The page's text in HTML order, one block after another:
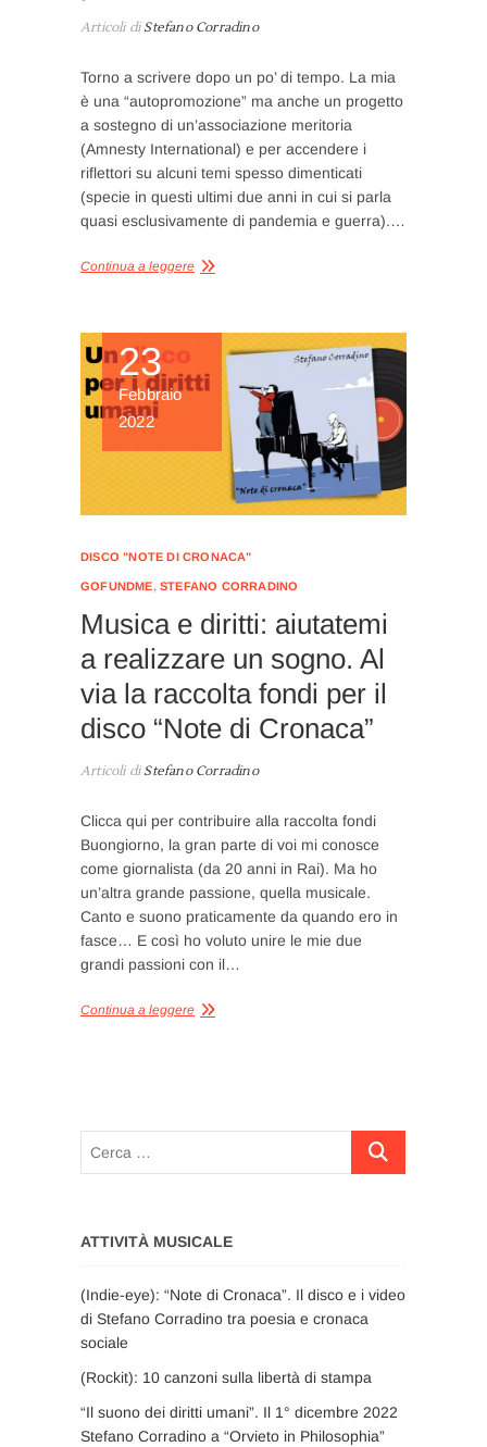
Articoli diStefano Corradino
Torno a scrivere dopo un po’ di tempo. La mia
è una “autopromozione” ma anche un progetto
a sostegno di un’associazione meritoria
(Amnesty International) e per accendere i
riflettori su alcuni temi spesso dimenticati
(specie in questi ultimi due anni in cui si parla
quasi esclusivamente di pandemia e guerra).…
Continua a leggere
23
Febbraio
2022
DISCO "NOTE DI CRONACA"
GOFUNDME,STEFANO CORRADINO
Musica e diritti: aiutatemi
a realizzare un sogno. Al
via la raccolta fondi per il
disco “Note di Cronaca”
Articoli diStefano Corradino
Clicca qui per contribuire alla raccolta fondi
Buongiorno, la gran parte di voi mi conosce
come giornalista (da 20 anni in Rai). Ma ho
un’altra grande passione, quella musicale.
Canto e suono praticamente da quando ero in
fasce… E così ho voluto unire le mie due
grandi passioni con il…
Continua a leggere
Cerca
ATTIVITÀ MUSICALE
(Indie-eye): “Note di Cronaca”. Il disco e i video
di Stefano Corradino tra poesia e cronaca
sociale
(Rockit): 10 canzoni sulla libertà di stampa
“Il suono dei diritti umani”. Il 1° dicembre 2022
Stefano Corradino a “Orvieto in Philosophia”